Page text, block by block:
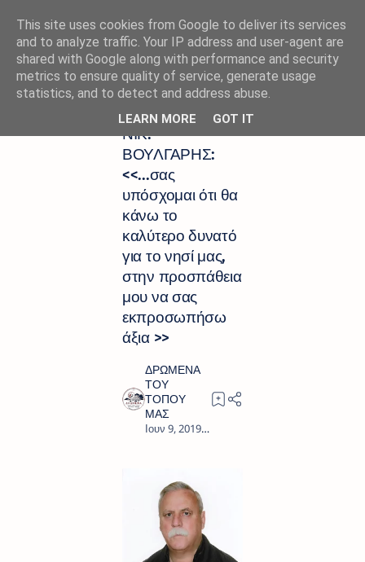
Αρχική σελίδα << Το νησί μας πρώτα -
ΑΡΙΣΤΕΙΔΗΣ
ΝΙΚ.
ΒΟΥΛΓΑΡΗΣ:
<<...σας
υπόσχομαι ότι θα
κάνω το
καλύτερο δυνατό
για το νησί μας,
στην προσπάθεια
μου να σας
εκπροσωπήσω
άξια >>
2
This site uses cookies from Google to deliver its services
and to analyze traffic. Your IP address and user-agent are
shared with Google along with performance and security
metrics to ensure quality of service, generate usage
statistics, and to detect and address abuse.
LEARN MORE GOT IT